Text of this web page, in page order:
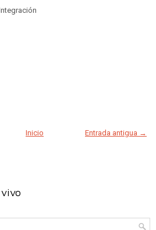
Entrada antigua →
Inicio